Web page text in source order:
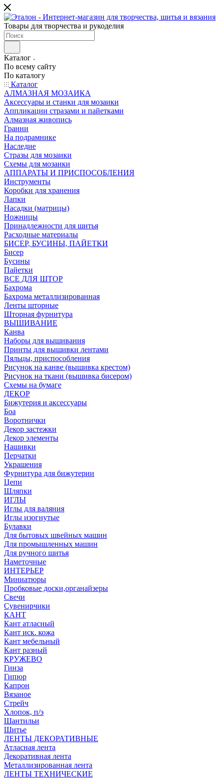
Товары для творчества и рукоделия
Каталог
По всему сайту
По каталогу
Каталог
АЛМАЗНАЯ МОЗАИКА
Аксессуары и станки для мозаики
Аппликации стразами и пайетками
Алмазная живопись
Гранни
На подрамнике
Наследие
Стразы для мозаики
Схемы для мозаики
АППАРАТЫ И ПРИСПОСОБЛЕНИЯ
Инструменты
Коробки для хранения
Лапки
Насадки (матрицы)
Ножницы
Принадлежности для шитья
Расходные материалы
БИСЕР, БУСИНЫ, ПАЙЕТКИ
Бисер
Бусины
Пайетки
ВСЕ ДЛЯ ШТОР
Бахрома
Бахрома металлизированная
Ленты шторные
Шторная фурнитура
ВЫШИВАНИЕ
Канва
Наборы для вышивания
Принты для вышивки лентами
Пяльцы, приспособления
Рисунок на канве (вышивка крестом)
Рисунок на ткани (вышивка бисером)
Схемы на бумаге
ДЕКОР
Бижутерия и аксессуары
Боа
Воротнички
Декор застежки
Декор элементы
Нашивки
Перчатки
Украшения
Фурнитура для бижутерии
Цепи
Шляпки
ИГЛЫ
Иглы для валяния
Иглы изогнутые
Булавки
Для бытовых швейных машин
Для промышленных машин
Для ручного шитья
Наметочные
ИНТЕРЬЕР
Миниатюры
Пробковые доски,органайзеры
Свечи
Сувенирчики
КАНТ
Кант атласный
Кант иск. кожа
Кант мебельный
Кант разный
КРУЖЕВО
Гинза
Гипюр
Капрон
Вязаное
Стрейч
Хлопок, п/э
Шантильи
Шитье
ЛЕНТЫ ДЕКОРАТИВНЫЕ
Атласная лента
Декоративная лента
Металлизированная лента
ЛЕНТЫ ТЕХНИЧЕСКИЕ